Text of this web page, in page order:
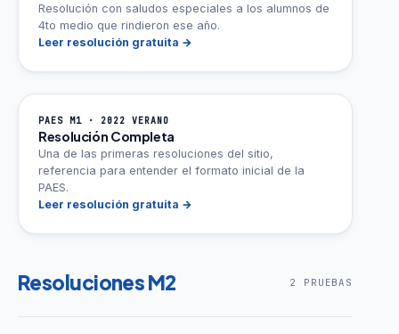
Resolución con saludos especiales a los alumnos de
4to medio que rindieron ese año.
Leer resolución gratuita →
PAES M1 · 2022 VERANO
Resolución Completa
Una de las primeras resoluciones del sitio,
referencia para entender el formato inicial de la
PAES.
Leer resolución gratuita →
Resoluciones M2 2 PRUEBAS